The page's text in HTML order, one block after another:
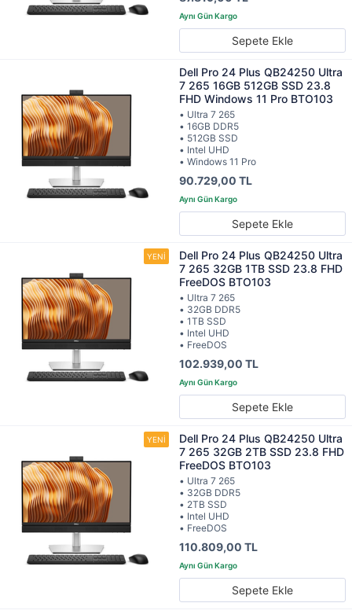
Sepete Ekle
Dell Pro 24 Plus QB24250 Ultra
7 265 16GB 512GB SSD 23.8
FHD Windows 11 Pro BTO103
• Ultra 7 265
• 16GB DDR5
• 512GB SSD
• Intel UHD
• Windows 11 Pro
90.729,00 TL
Sepete Ekle
Dell Pro 24 Plus QB24250 Ultra
7 265 32GB 1TB SSD 23.8 FHD
FreeDOS BTO103
• Ultra 7 265
• 32GB DDR5
• 1TB SSD
• Intel UHD
• FreeDOS
102.939,00 TL
Sepete Ekle
Dell Pro 24 Plus QB24250 Ultra
7 265 32GB 2TB SSD 23.8 FHD
FreeDOS BTO103
• Ultra 7 265
• 32GB DDR5
• 2TB SSD
• Intel UHD
• FreeDOS
110.809,00 TL
Sepete Ekle